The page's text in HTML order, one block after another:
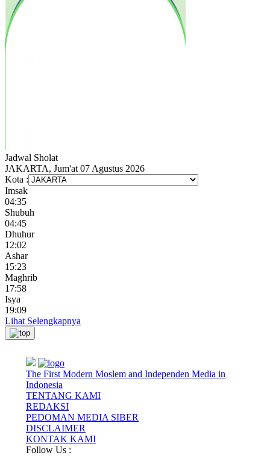
Jadwal Sholat
JAKARTA, Jum'at 07 Agustus 2026
Kota :
Imsak
04:35
Shubuh
04:45
Dhuhur
12:02
Ashar
15:23
Maghrib
17:58
Isya
19:09
Lihat Selengkapnya
The First Modern Moslem and Independen Media in
Indonesia
TENTANG KAMI
REDAKSI
PEDOMAN MEDIA SIBER
DISCLAIMER
KONTAK KAMI
Follow Us :